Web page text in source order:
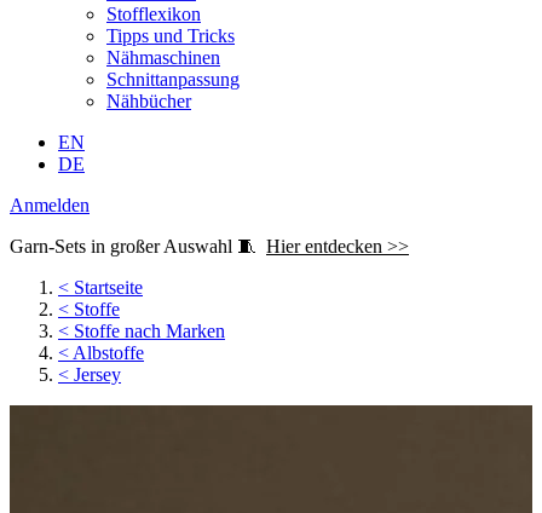
Stofflexikon
Tipps und Tricks
Nähmaschinen
Schnittanpassung
Nähbücher
EN
DE
Anmelden
Garn-Sets in großer Auswahl 🧵 Hier entdecken >>
< Startseite
< Stoffe
< Stoffe nach Marken
< Albstoffe
< Jersey